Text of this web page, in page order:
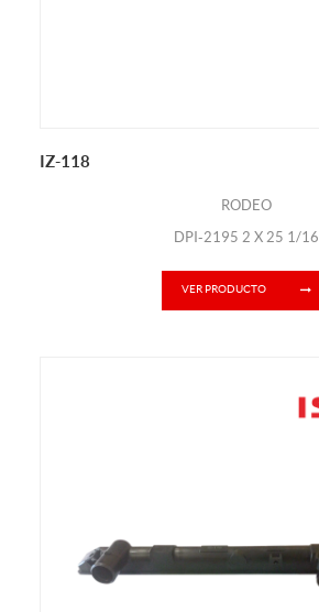
IZ-118
RODEO
DPI-2195 2 X 25 1/16
VER PRODUCTO